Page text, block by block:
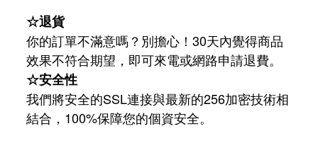
☆退貨
你的訂單不滿意嗎？別擔心！30天內覺得商品
效果不符合期望，即可來電或網路申請退費。
☆安全性
我們將安全的SSL連接與最新的256加密技術相
結合，100%保障您的個資安全。